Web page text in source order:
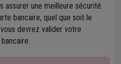
assurer une meilleure sécurité.
bancaire, quel que soit le
devrez valider votre